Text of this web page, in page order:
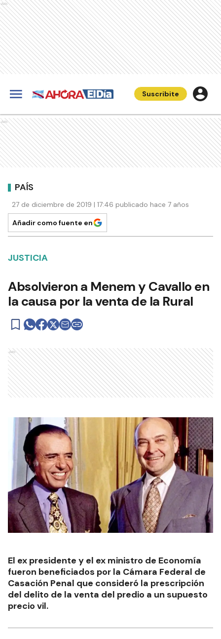
Ads
Suscribite
Ads
PAÍS
27 de diciembre de 2019 | 17:46 publicado hace 7 años
Añadir como fuente en
JUSTICIA
Absolvieron a Menem y Cavallo en
la causa por la venta de la Rural
Ads
El ex presidente y el ex ministro de Economía
fueron beneficiados por la Cámara Federal de
Casación Penal que consideró la prescripción
del delito de la venta del predio a un supuesto
precio vil.